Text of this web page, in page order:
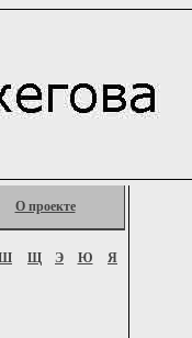
О проекте
Щ Э Ю Я